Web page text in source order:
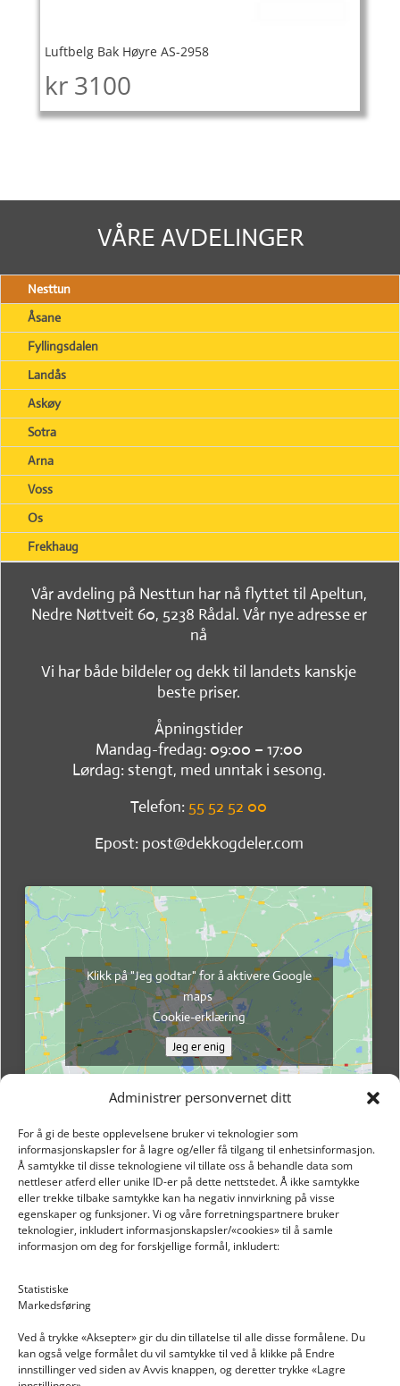
Administrer personvernet ditt
For å gi de beste opplevelsene bruker vi teknologier som
informasjonskapsler for å lagre og/eller få tilgang til enhetsinformasjon.
Å samtykke til disse teknologiene vil tillate oss å behandle data som
nettleser atferd eller unike ID-er på dette nettstedet. Å ikke samtykke
eller trekke tilbake samtykke kan ha negativ innvirkning på visse
egenskaper og funksjoner. Vi og våre forretningspartnere bruker
teknologier, inkludert informasjonskapsler/«cookies» til å samle
informasjon om deg for forskjellige formål, inkludert:
Statistiske
Markedsføring
Ved å trykke «Aksepter» gir du din tillatelse til alle disse formålene. Du
kan også velge formålet du vil samtykke til ved å klikke på Endre
innstillinger ved siden av Avvis knappen, og deretter trykke «Lagre
Luftbelg Bak Høyre AS-2958
kr 3100
VÅRE AVDELINGER
Nesttun
Åsane
Fyllingsdalen
Landås
Askøy
Sotra
Arna
Voss
Os
Frekhaug
Vår avdeling på Nesttun har nå flyttet til Apeltun,
Nedre Nøttveit 60, 5238 Rådal. Vår nye adresse er
nå
Vi har både bildeler og dekk til landets kanskje
beste priser.
Åpningstider
Mandag-fredag: 09:00 – 17:00
Lørdag: stengt, med unntak i sesong.
Telefon: 55 52 52 00
Epost: post@dekkogdeler.com
Klikk på "Jeg godtar" for å aktivere Google
maps
Cookie-erklæring
Jeg er enig